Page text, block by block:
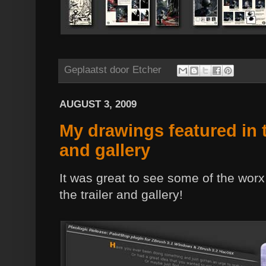
Geplaatst door Etcher
AUGUST 3, 2009
My drawings featured in
and gallery
It was great to see some of the
the trailer and gallery!